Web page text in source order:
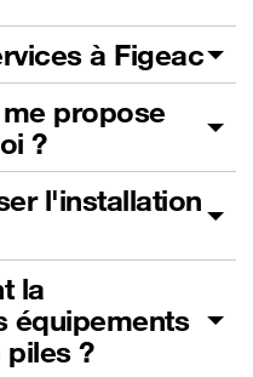
à Figeac
propose
?
l'installation
la
équipements
?